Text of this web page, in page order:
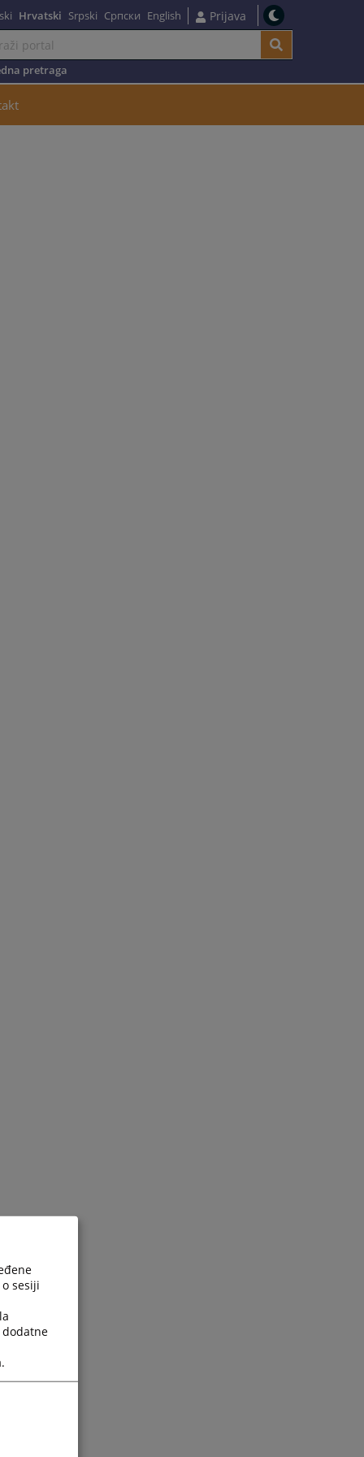
Hrvatski Srpski Српски English Prijava
pretraga
sesiji